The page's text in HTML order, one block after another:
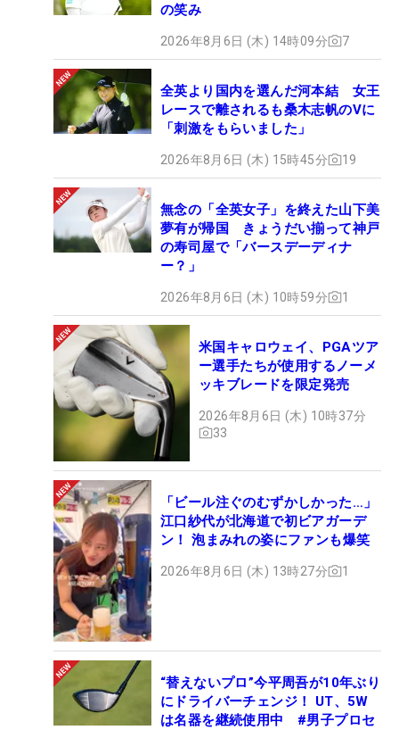
の笑み
2026年8月6日 (木) 14時09分 7
全英より国内を選んだ河本結 女王
レースで離されるも桑木志帆のVに
「刺激をもらいました」
2026年8月6日 (木) 15時45分 19
無念の「全英女子」を終えた山下美
夢有が帰国 きょうだい揃って神戸
の寿司屋で「バースデーディナ
ー？」
2026年8月6日 (木) 10時59分 1
米国キャロウェイ、PGAツア
ー選手たちが使用するノーメ
ッキブレードを限定発売
2026年8月6日 (木) 10時37分
33
「ビール注ぐのむずかしかった…」
江口紗代が北海道で初ビアガーデ
ン！ 泡まみれの姿にファンも爆笑
2026年8月6日 (木) 13時27分 1
“替えないプロ”今平周吾が10年ぶり
にドライバーチェンジ！ UT、5W
は名器を継続使用中 #男子プロセ